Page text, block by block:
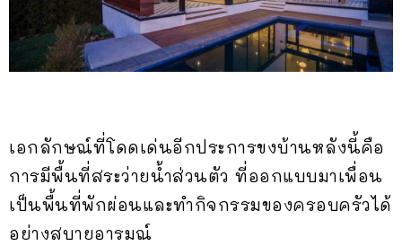
เอกลักษณ์ที่โดดเด่นอีกประการขงบ้านหลังนี้คือ
การมีพื้นที่สระว่ายน้ำส่วนตัว ที่ออกแบบมาเพื่อน
เป็นพื้นที่พักผ่อนและทำกิจกรรมของครอบครัวได้
อย่างสบายอารมณ์